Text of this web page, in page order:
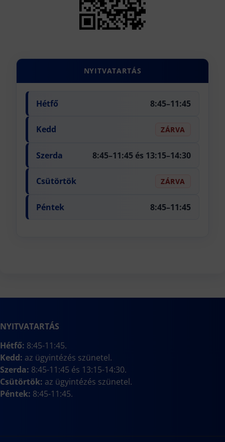
NYITVATARTÁS
Hétfő 8:45–11:45
Kedd ZÁRVA
Szerda 8:45–11:45 és 13:15–14:30
Csütörtök ZÁRVA
Péntek 8:45–11:45
NYITVATARTÁS
Hétfő: 8:45-11:45.
Kedd: az ügyintézés szünetel.
Szerda: 8:45-11:45 és 13:15-14:30.
Csütörtök: az ügyintézés szünetel.
Péntek: 8:45-11:45.